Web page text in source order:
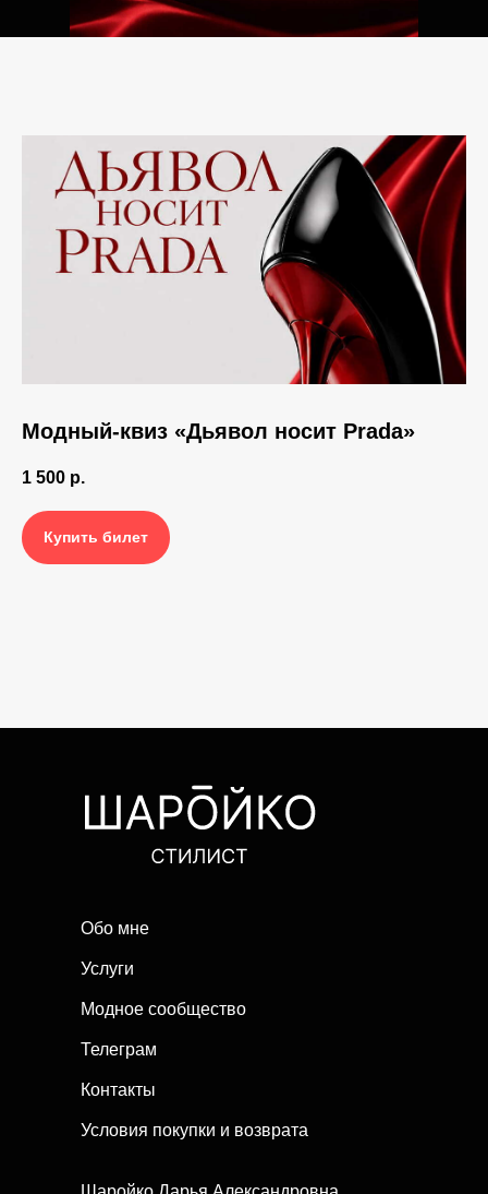
Модный-квиз «Дьявол носит Prada»
1 500 р.
Купить билет
Обо мне
Услуги
Модное сообщество
Телеграм
Контакты
Условия покупки и возврата